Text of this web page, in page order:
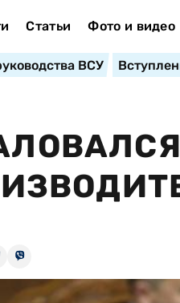
Статьи Фото и видео
ВСУ